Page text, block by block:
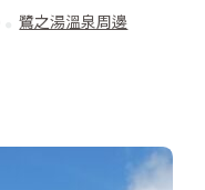
鷺之湯溫泉周邊